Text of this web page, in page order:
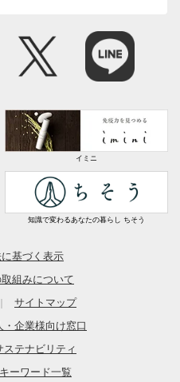
イミニ
知識で変わるあなたの暮らし ちそう
基づく表示
組みについて
｜
サイトマップ
・企業様向け窓口
ステナビリティ
キーワード一覧